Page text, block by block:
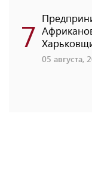
7
05 августа,